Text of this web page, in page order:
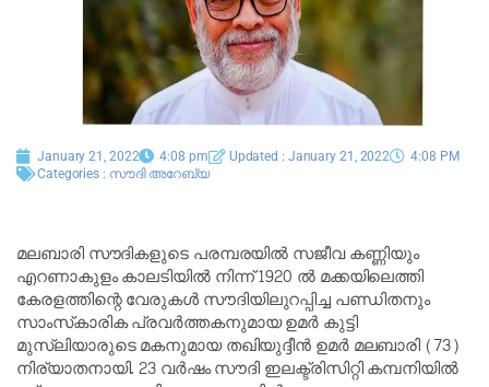
January 21, 2022 4:08 pm Updated : January 21, 2022
4:08 PM
Categories : സൗദി അറേബ്യ
മലബാരി സൗദികളുടെ പരമ്പരയിൽ സജീവ കണ്ണിയും
എറണാകുളം കാലടിയിൽ നിന്ന് 1920 ൽ മക്കയിലെത്തി
കേരളത്തിന്റെ വേരുകൾ സൗദിയിലുറപ്പിച്ച പണ്ഡിതനും
സാംസ്‌കാരിക പ്രവർത്തകനുമായ ഉമർ കുട്ടി
മുസ്ലിയാരുടെ മകനുമായ തഖിയുദ്ദീൻ ഉമർ മലബാരി (73)
നിര്യാതനായി. 23 വർഷം സൗദി ഇലക്ട്രിസിറ്റി കമ്പനിയിൽ